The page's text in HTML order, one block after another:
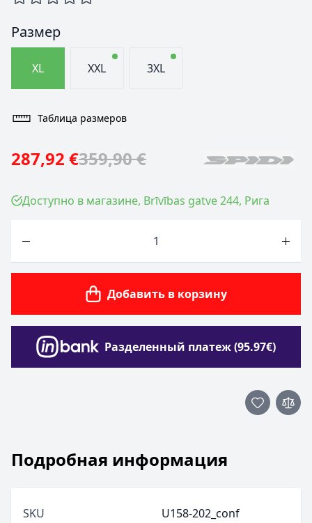
Размер
XL XXL 3XL
Таблица размеров
287,92 €359,90 €
Доступно в магазине, Brīvības gatve 244, Рига
Добавить в корзину
Разделенный платеж (95.97€)
Подробная информация
SKU
U158-202_conf